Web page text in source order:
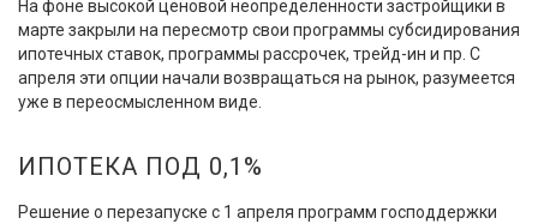
На фоне высокой ценовой неопределенности застройщики в
марте закрыли на пересмотр свои программы субсидирования
ипотечных ставок, программы рассрочек, трейд-ин и пр. С
апреля эти опции начали возвращаться на рынок, разумеется
уже в переосмысленном виде.
ИПОТЕКА ПОД 0,1%
Решение о перезапуске с 1 апреля программ господдержки